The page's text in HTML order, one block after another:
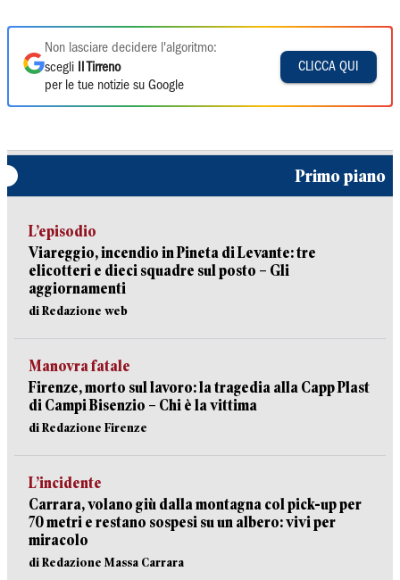
Non lasciare decidere l'algoritmo:
scegli
Il Tirreno
per le tue notizie su Google
CLICCA QUI
Primo piano
L’episodio
Viareggio, incendio in Pineta di Levante: tre
elicotteri e dieci squadre sul posto – Gli
aggiornamenti
di Redazione web
Manovra fatale
Firenze, morto sul lavoro: la tragedia alla Capp Plast
di Campi Bisenzio – Chi è la vittima
di Redazione Firenze
L’incidente
Carrara, volano giù dalla montagna col pick-up per
70 metri e restano sospesi su un albero: vivi per
miracolo
di Redazione Massa Carrara